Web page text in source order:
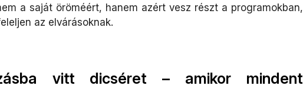
a saját öröméért, hanem azért vesz részt a programokban,
az elvárásoknak.
vitt dicséret – amikor mindent